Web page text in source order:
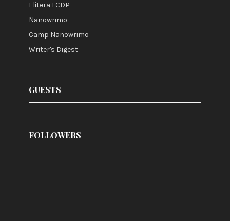
Elitera LCDP
Nanowrimo
Camp Nanowrimo
Writer's Digest
GUESTS
FOLLOWERS